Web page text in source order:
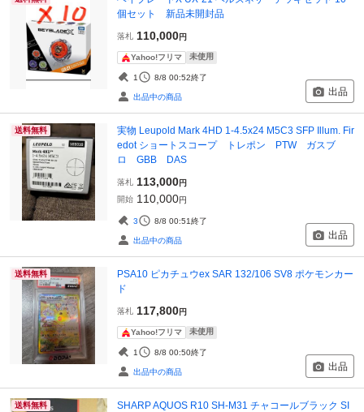
個セット 新品未開封品
落札 110,000円
Yahoo!フリマ 未使用
1 8/8 00:52終了
出品中の商品 出品
送料無料
実物 Leupold Mark 4HD 1-4.5x24 M5C3 SFP Illum. Fir
edot ショートスコープ トレポン PTW ガスブ
ロ GBB DAS
落札 113,000円
開始 110,000円
3 8/8 00:51終了
出品中の商品 出品
送料無料
PSA10 ピカチュウex SAR 132/106 SV8 ポケモンカー
ド
落札 117,800円
Yahoo!フリマ 未使用
1 8/8 00:50終了
出品中の商品 出品
送料無料
SHARP AQUOS R10 SH-M31 チャコールブラック SI